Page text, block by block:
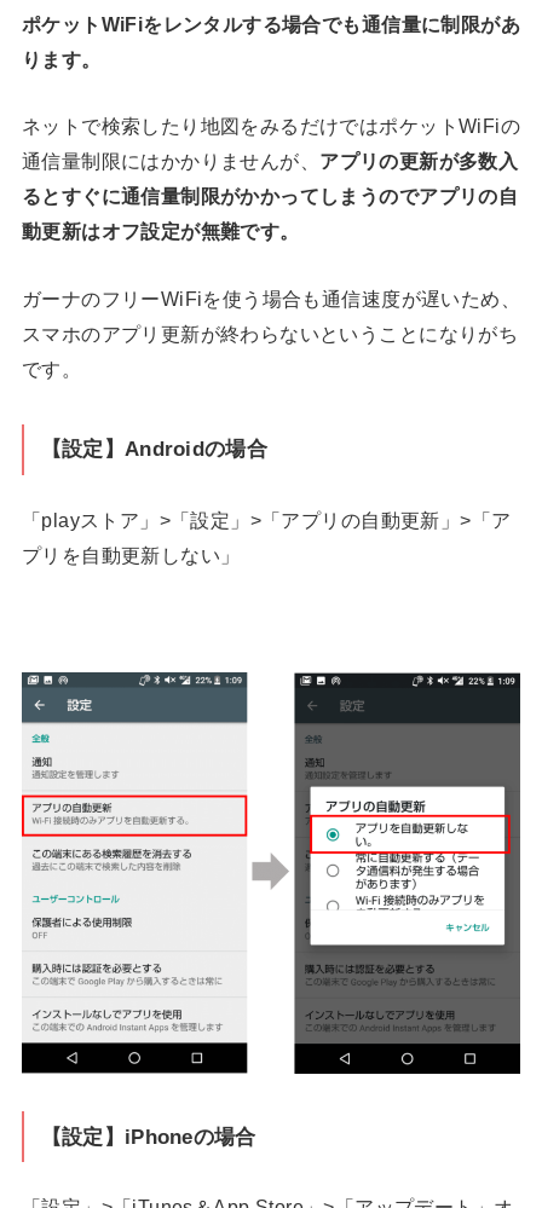
ポケットWiFiをレンタルする場合でも通信量に制限があ
ります。
ネットで検索したり地図をみるだけではポケットWiFiの
通信量制限にはかかりませんが、 アプリの更新が多数入
るとすぐに通信量制限がかかってしまうのでアプリの自
動更新はオフ設定が無難です。
ガーナのフリーWiFiを使う場合も通信速度が遅いため、
スマホのアプリ更新が終わらないということになりがち
です。
【設定】Androidの場合
「playストア」>「設定」>「アプリの自動更新」>「ア
プリを自動更新しない」
【設定】iPhoneの場合